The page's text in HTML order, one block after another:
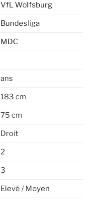
VfL Wolfsburg
Bundesliga
MDC
ans
183 cm
75 cm
Droit
2
3
Elevé / Moyen